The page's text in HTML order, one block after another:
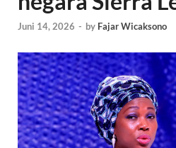
Juni 14, 2026 - by Fajar Wicaksono